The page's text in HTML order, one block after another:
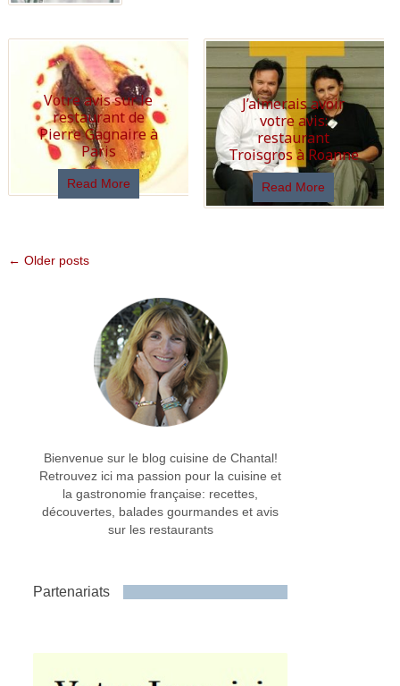
Votre avis sur le
restaurant de
Pierre Gagnaire à
Paris
Read More
J’aimerais avoir
votre avis:
restaurant
Troisgros à Roanne
Read More
← Older posts
Bienvenue sur le blog cuisine de Chantal!
Retrouvez ici ma passion pour la cuisine et
la gastronomie française: recettes,
découvertes, balades gourmandes et avis
sur les restaurants
Partenariats